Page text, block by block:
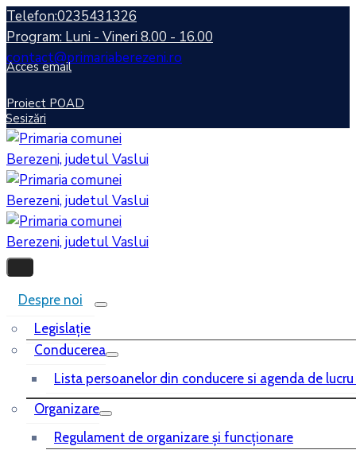
Telefon:0235431326
Program: Luni - Vineri 8.00 - 16.00
contact@primariaberezeni.ro
Acces email
Proiect POAD
Sesizări
Despre noi
Legislaţie
Conducerea
Lista persoanelor din conducere si agenda de
Organizare
Regulament de organizare și funcționare